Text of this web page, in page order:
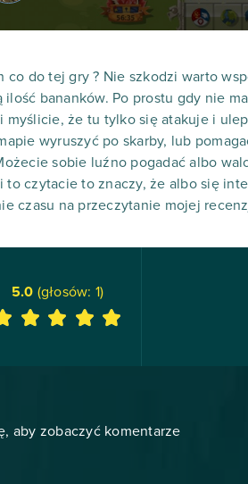
do tej gry ? Nie szkodzi warto
bananków. Po prostu gdy nie
że tu tylko się atakuje i
wyruszyć po skarby, lub
sobie luźno pogadać albo
to czytacie to znaczy, że albo się
czasu na przeczytanie mojej
5.0 (głosów: 1)
aby zobaczyć komentarze